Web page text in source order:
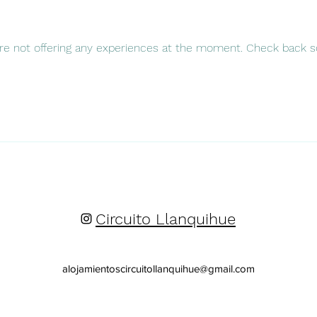
not offering any experiences at the moment. Check back
Circuito Llanquihue
alojamientoscircuitollanquihue@gmail.com